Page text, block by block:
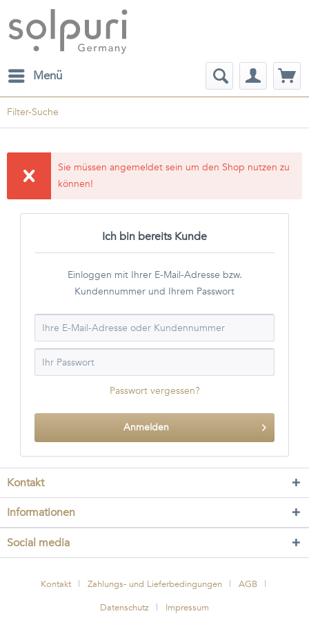
Menü
Filter-Suche
Sie müssen angemeldet sein um den Shop nutzen zu
können!
Ich bin bereits Kunde
Einloggen mit Ihrer E-Mail-Adresse bzw.
Kundennummer und Ihrem Passwort
Passwort vergessen?
Anmelden
Kontakt
Informationen
Social media
Kontakt Zahlungs- und Lieferbedingungen
AGB
Datenschutz
Impressum